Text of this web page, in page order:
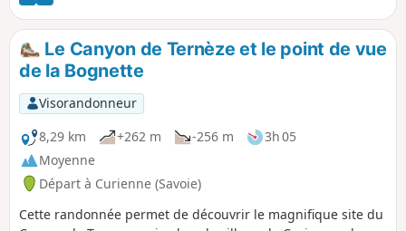
Le Canyon de Ternèze et le point de vue
de la Bognette
Visorandonneur
8,29 km
+262 m -256 m
3h 05
Moyenne
Départ à Curienne (Savoie)
Cette randonnée permet de découvrir le magnifique site du